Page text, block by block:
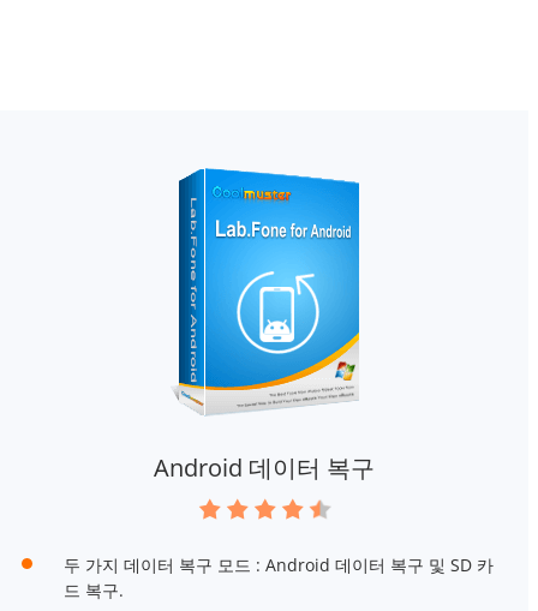
Android 데이터 복구
두 가지 데이터 복구 모드 : Android 데이터 복구 및 SD 카
드 복구.